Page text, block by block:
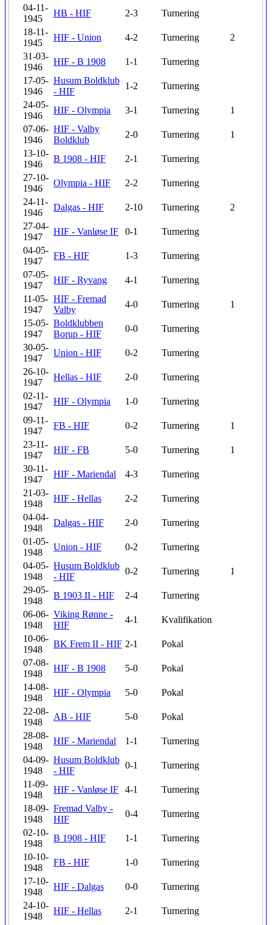
04-11-
1945
HB - HIF 2-3
Turnering
18-11-
1945
HIF - Union 4-2 Turnering
2
31-03-
1946
HIF - B 1908 1-1
Turnering
17-05-
1946
Husum Boldklub
- HIF
1-2
Turnering
24-05-
1946
HIF - Olympia 3-1 Turnering
1
07-06-
1946
HIF - Valby
Boldklub
2-0 Turnering
1
13-10-
1946
B 1908 - HIF 2-1
Turnering
27-10-
1946
Olympia - HIF 2-2
Turnering
24-11-
1946
Dalgas - HIF 2-10 Turnering
2
27-04-
1947
HIF - Vanløse IF 0-1
Turnering
04-05-
1947
FB - HIF 1-3
Turnering
07-05-
1947
HIF - Ryvang 4-1
Turnering
11-05-
1947
HIF - Fremad
Valby
4-0 Turnering
1
15-05-
1947
Boldklubben
Borup - HIF
0-0
Turnering
30-05-
1947
Union - HIF 0-2
Turnering
26-10-
1947
Hellas - HIF 2-0
Turnering
02-11-
1947
HIF - Olympia 1-0
Turnering
09-11-
1947
FB - HIF 0-2 Turnering
1
23-11-
1947
HIF - FB 5-0 Turnering
1
30-11-
1947
HIF - Mariendal 4-3
Turnering
21-03-
1948
HIF - Hellas 2-2
Turnering
04-04-
1948
Dalgas - HIF 2-0
Turnering
01-05-
1948
Union - HIF 0-2
Turnering
04-05-
1948
Husum Boldklub
- HIF
0-2 Turnering
1
29-05-
1948
B 1903 II - HIF 2-4
Turnering
06-06-
1948
Viking Rønne -
HIF
4-1
Kvalifikation
10-06-
1948
BK Frem II - HIF 2-1
Pokal
07-08-
1948
HIF - B 1908 5-0
Pokal
14-08-
1948
HIF - Olympia 5-0
Pokal
22-08-
1948
AB - HIF 5-0
Pokal
28-08-
1948
HIF - Mariendal 1-1
Turnering
04-09-
1948
Husum Boldklub
- HIF
0-1
Turnering
11-09-
1948
HIF - Vanløse IF 4-1
Turnering
18-09-
1948
Fremad Valby -
HIF
0-4
Turnering
02-10-
1948
B 1908 - HIF 1-1
Turnering
10-10-
1948
FB - HIF 1-0
Turnering
17-10-
1948
HIF - Dalgas 0-0
Turnering
24-10-
1948
HIF - Hellas 2-1
Turnering